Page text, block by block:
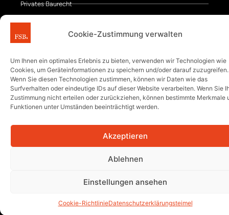
Cookie-Zustimmung verwalten
Um Ihnen ein optimales Erlebnis zu bieten, verwenden wir Technologien wie
Cookies, um Geräteinformationen zu speichern und/oder darauf zuzugreifen.
Wenn Sie diesen Technologien zustimmen, können wir Daten wie das
Surfverhalten oder eindeutige IDs auf dieser Website verarbeiten. Wenn Sie
Zustimmung nicht erteilen oder zurückziehen, können bestimmte Merkmale
Funktionen unter Umständen beeinträchtigt werden.
Akzeptieren
Ablehnen
Einstellungen ansehen
Cookie-RichtlinieDatenschutzerklärungsteimel
Privates Baurecht
Pachtrecht
Öffentliches Baurecht
Architekten-/Ingenieurrecht
Immobilienwirtschaft
Vertragsgestaltung